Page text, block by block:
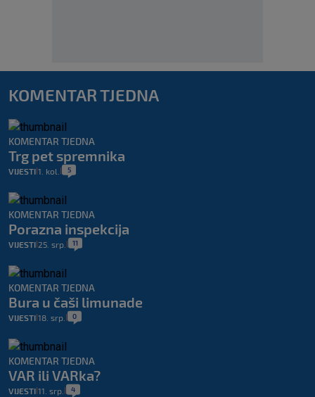
KOMENTAR TJEDNA
KOMENTAR TJEDNA
Trg pet spremnika
VIJESTI 1. kol. 5
KOMENTAR TJEDNA
Porazna inspekcija
VIJESTI 25. srp. 11
KOMENTAR TJEDNA
Bura u čaši limunade
VIJESTI 18. srp. 0
KOMENTAR TJEDNA
VAR ili VARka?
VIJESTI 11. srp. 4